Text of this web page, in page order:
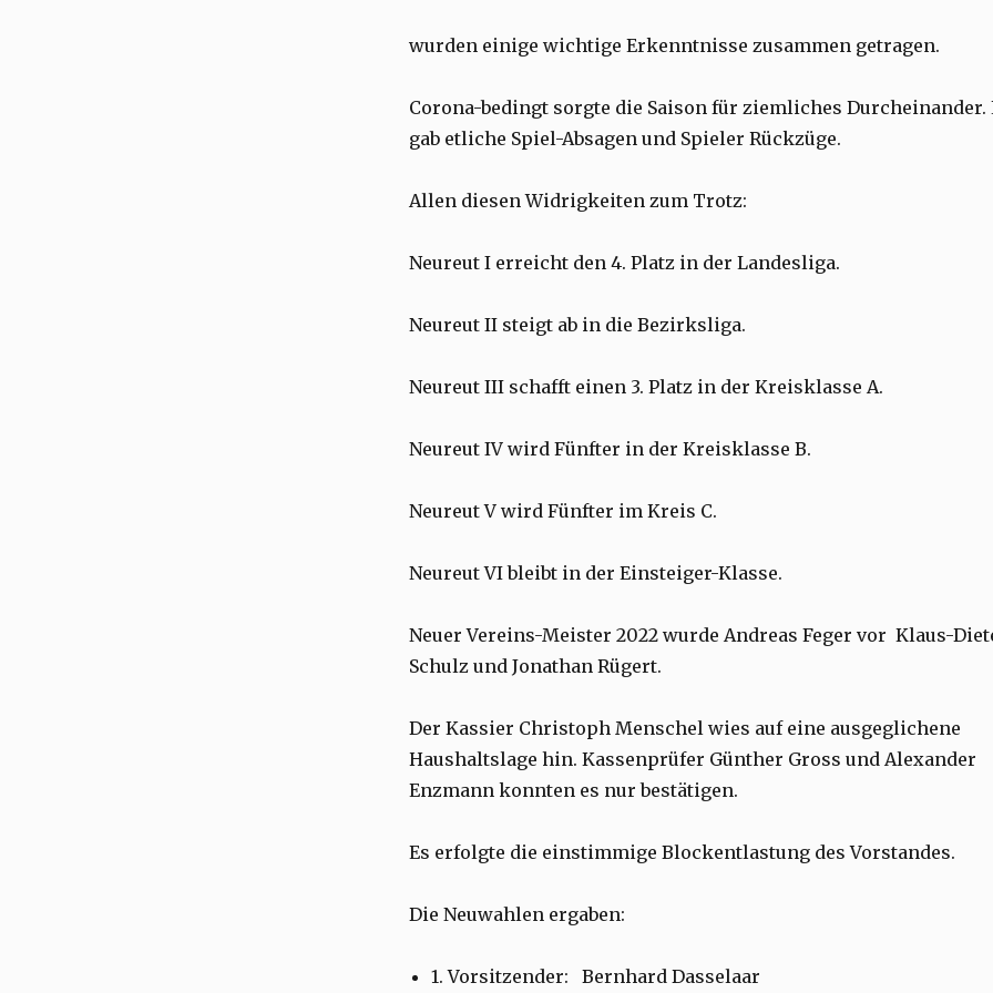
wurden einige wichtige Erkenntnisse zusammen getragen.
Corona-bedingt sorgte die Saison für ziemliches Durcheinander.
gab etliche Spiel-Absagen und Spieler Rückzüge.
Allen diesen Widrigkeiten zum Trotz:
Neureut I erreicht den 4. Platz in der Landesliga.
Neureut II steigt ab in die Bezirksliga.
Neureut III schafft einen 3. Platz in der Kreisklasse A.
Neureut IV wird Fünfter in der Kreisklasse B.
Neureut V wird Fünfter im Kreis C.
Neureut VI bleibt in der Einsteiger-Klasse.
Neuer Vereins-Meister 2022 wurde Andreas Feger vor Klaus-
Schulz und Jonathan Rügert.
Der Kassier Christoph Menschel wies auf eine ausgeglichene
Haushaltslage hin. Kassenprüfer Günther Gross und Alexander
Enzmann konnten es nur bestätigen.
Es erfolgte die einstimmige Blockentlastung des Vorstandes.
Die Neuwahlen ergaben:
1. Vorsitzender: Bernhard Dasselaar